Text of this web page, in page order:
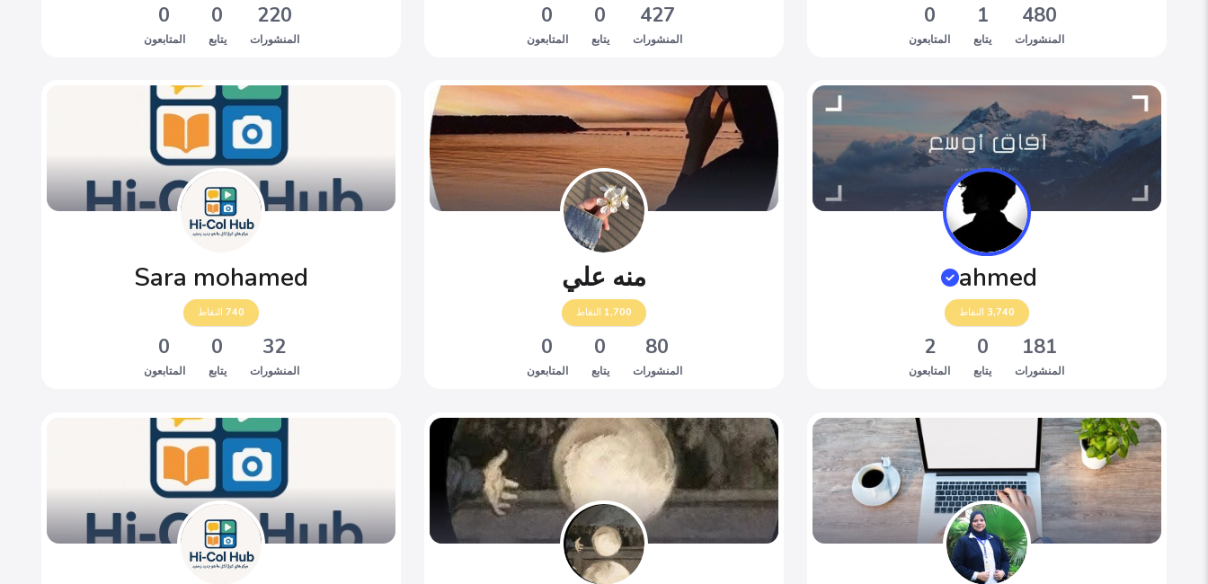
480
المنشورات
1
يتابع
0
المتابعون
427
المنشورات
0
يتابع
0
المتابعون
220
المنشورات
0
يتابع
0
المتابعون
ahmed
3,740 النقاط
181
المنشورات
0
يتابع
2
المتابعون
منه علي
1,700 النقاط
80
المنشورات
0
يتابع
0
المتابعون
Sara mohamed
740النقاط
32
المنشورات
0
يتابع
0
المتابعون